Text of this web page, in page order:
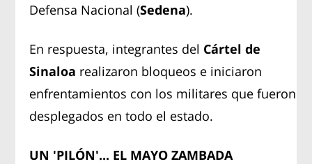
Defensa Nacional (Sedena).
En respuesta, integrantes del Cártel de
Sinaloa realizaron bloqueos e iniciaron
enfrentamientos con los militares que fueron
desplegados en todo el estado.
UN 'PILÓN'... EL MAYO ZAMBADA